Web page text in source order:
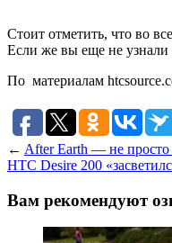
Стоит отметить, что во
Если же вы еще не узнали
По материалам
← After Earth — не просто
HTC Desire 200
Вам рекомендуют